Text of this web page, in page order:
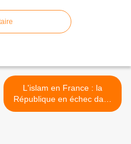
L'islam en France : la
République en échec dans
Dossier Tabou, le mercredi